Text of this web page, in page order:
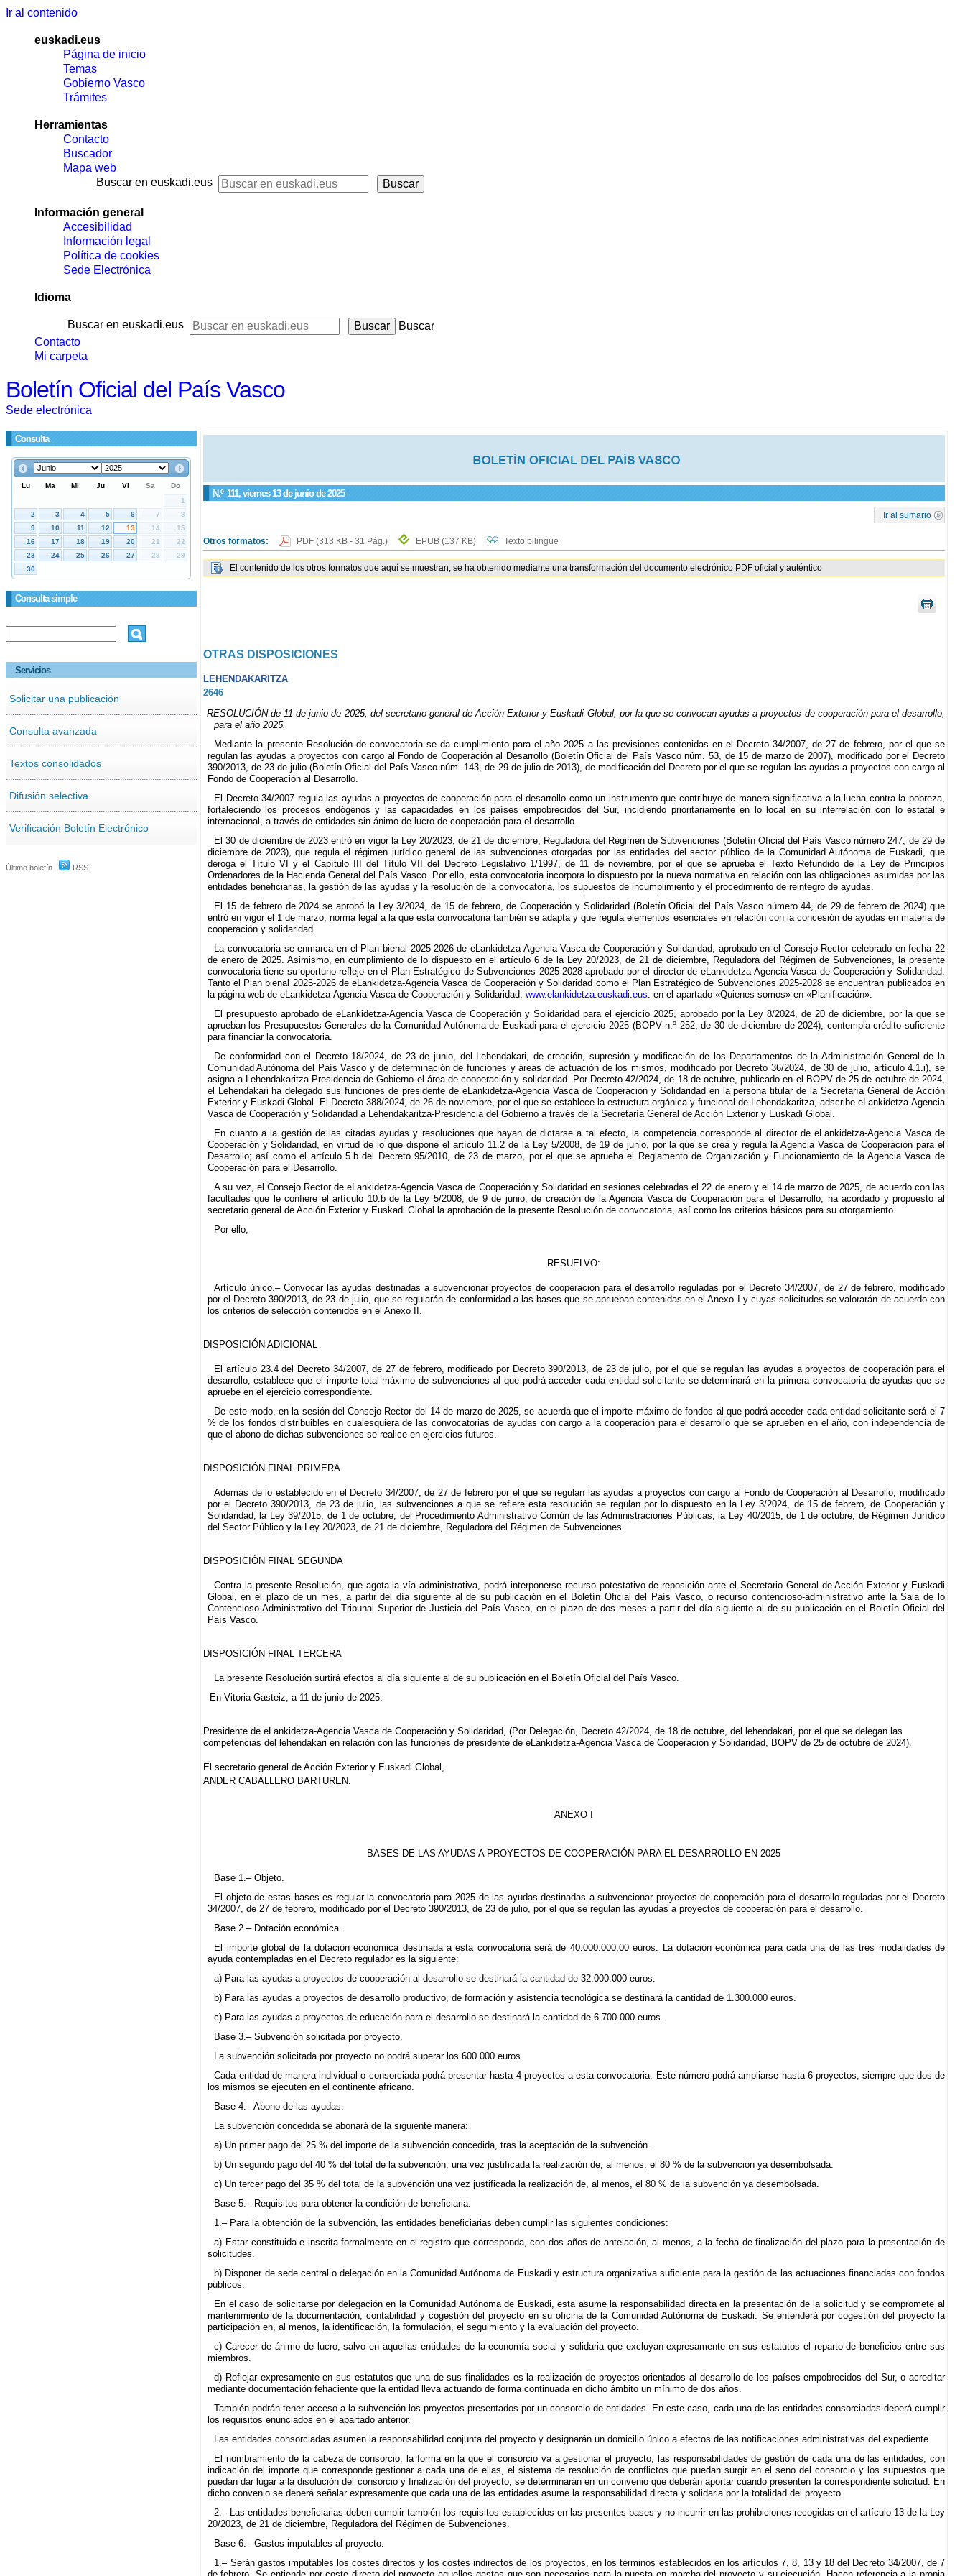
Ir al contenido
euskadi.eus
Página de inicio
Temas
Gobierno Vasco
Trámites
Herramientas
Contacto
Buscador
Mapa web
Buscar en euskadi.eus
Información general
Accesibilidad
Información legal
Política de cookies
Sede Electrónica
Idioma
Buscar en euskadi.eus
Buscar
Contacto
Mi carpeta
Boletín Oficial del País Vasco
Sede electrónica
Consulta
Consulta simple
Servicios
Solicitar una publicación
Consulta avanzada
Textos consolidados
Difusión selectiva
Verificación Boletín Electrónico
Último boletín RSS
N.º 111, viernes 13 de junio de 2025
Ir al sumario
Otros formatos: PDF (313 KB - 31 Pág.) EPUB (137 KB) Texto bilingüe
El contenido de los otros formatos que aquí se muestran, se ha obtenido mediante una transformación del documento electrónico PDF oficial y auténtico
OTRAS DISPOSICIONES
LEHENDAKARITZA
2646
RESOLUCIÓN de 11 de junio de 2025, del secretario general de Acción Exterior y Euskadi Global, por la que se convocan ayudas a proyectos de cooperación para el desarrollo,
para el año 2025.
Mediante la presente Resolución de convocatoria se da cumplimiento para el año 2025 a las previsiones contenidas en el Decreto 34/2007, de 27 de febrero, por el que se
regulan las ayudas a proyectos con cargo al Fondo de Cooperación al Desarrollo (Boletín Oficial del País Vasco núm. 53, de 15 de marzo de 2007), modificado por el Decreto
390/2013, de 23 de julio (Boletín Oficial del País Vasco núm. 143, de 29 de julio de 2013), de modificación del Decreto por el que se regulan las ayudas a proyectos con cargo al
Fondo de Cooperación al Desarrollo.
El Decreto 34/2007 regula las ayudas a proyectos de cooperación para el desarrollo como un instrumento que contribuye de manera significativa a la lucha contra la pobreza,
fortaleciendo los procesos endógenos y las capacidades en los países empobrecidos del Sur, incidiendo prioritariamente en lo local en su interrelación con lo estatal e
internacional, a través de entidades sin ánimo de lucro de cooperación para el desarrollo.
El 30 de diciembre de 2023 entró en vigor la Ley 20/2023, de 21 de diciembre, Reguladora del Régimen de Subvenciones (Boletín Oficial del País Vasco número 247, de 29 de
diciembre de 2023), que regula el régimen jurídico general de las subvenciones otorgadas por las entidades del sector público de la Comunidad Autónoma de Euskadi, que
deroga el Título VI y el Capítulo III del Título VII del Decreto Legislativo 1/1997, de 11 de noviembre, por el que se aprueba el Texto Refundido de la Ley de Principios
Ordenadores de la Hacienda General del País Vasco. Por ello, esta convocatoria incorpora lo dispuesto por la nueva normativa en relación con las obligaciones asumidas por las
entidades beneficiarias, la gestión de las ayudas y la resolución de la convocatoria, los supuestos de incumplimiento y el procedimiento de reintegro de ayudas.
El 15 de febrero de 2024 se aprobó la Ley 3/2024, de 15 de febrero, de Cooperación y Solidaridad (Boletín Oficial del País Vasco número 44, de 29 de febrero de 2024) que
entró en vigor el 1 de marzo, norma legal a la que esta convocatoria también se adapta y que regula elementos esenciales en relación con la concesión de ayudas en materia de
cooperación y solidaridad.
La convocatoria se enmarca en el Plan bienal 2025-2026 de eLankidetza-Agencia Vasca de Cooperación y Solidaridad, aprobado en el Consejo Rector celebrado en fecha 22
de enero de 2025. Asimismo, en cumplimiento de lo dispuesto en el artículo 6 de la Ley 20/2023, de 21 de diciembre, Reguladora del Régimen de Subvenciones, la presente
convocatoria tiene su oportuno reflejo en el Plan Estratégico de Subvenciones 2025-2028 aprobado por el director de eLankidetza-Agencia Vasca de Cooperación y Solidaridad.
Tanto el Plan bienal 2025-2026 de eLankidetza-Agencia Vasca de Cooperación y Solidaridad como el Plan Estratégico de Subvenciones 2025-2028 se encuentran publicados en
la página web de eLankidetza-Agencia Vasca de Cooperación y Solidaridad: www.elankidetza.euskadi.eus. en el apartado «Quienes somos» en «Planificación».
El presupuesto aprobado de eLankidetza-Agencia Vasca de Cooperación y Solidaridad para el ejercicio 2025, aprobado por la Ley 8/2024, de 20 de diciembre, por la que se
aprueban los Presupuestos Generales de la Comunidad Autónoma de Euskadi para el ejercicio 2025 (BOPV n.º 252, de 30 de diciembre de 2024), contempla crédito suficiente
para financiar la convocatoria.
De conformidad con el Decreto 18/2024, de 23 de junio, del Lehendakari, de creación, supresión y modificación de los Departamentos de la Administración General de la
Comunidad Autónoma del País Vasco y de determinación de funciones y áreas de actuación de los mismos, modificado por Decreto 36/2024, de 30 de julio, artículo 4.1.i), se
asigna a Lehendakaritza-Presidencia de Gobierno el área de cooperación y solidaridad. Por Decreto 42/2024, de 18 de octubre, publicado en el BOPV de 25 de octubre de 2024,
el Lehendakari ha delegado sus funciones de presidente de eLankidetza-Agencia Vasca de Cooperación y Solidaridad en la persona titular de la Secretaría General de Acción
Exterior y Euskadi Global. El Decreto 388/2024, de 26 de noviembre, por el que se establece la estructura orgánica y funcional de Lehendakaritza, adscribe eLankidetza-Agencia
Vasca de Cooperación y Solidaridad a Lehendakaritza-Presidencia del Gobierno a través de la Secretaría General de Acción Exterior y Euskadi Global.
En cuanto a la gestión de las citadas ayudas y resoluciones que hayan de dictarse a tal efecto, la competencia corresponde al director de eLankidetza-Agencia Vasca de
Cooperación y Solidaridad, en virtud de lo que dispone el artículo 11.2 de la Ley 5/2008, de 19 de junio, por la que se crea y regula la Agencia Vasca de Cooperación para el
Desarrollo; así como el artículo 5.b del Decreto 95/2010, de 23 de marzo, por el que se aprueba el Reglamento de Organización y Funcionamiento de la Agencia Vasca de
Cooperación para el Desarrollo.
A su vez, el Consejo Rector de eLankidetza-Agencia Vasca de Cooperación y Solidaridad en sesiones celebradas el 22 de enero y el 14 de marzo de 2025, de acuerdo con las
facultades que le confiere el artículo 10.b de la Ley 5/2008, de 9 de junio, de creación de la Agencia Vasca de Cooperación para el Desarrollo, ha acordado y propuesto al
secretario general de Acción Exterior y Euskadi Global la aprobación de la presente Resolución de convocatoria, así como los criterios básicos para su otorgamiento.
Por ello,
RESUELVO:
Artículo único.– Convocar las ayudas destinadas a subvencionar proyectos de cooperación para el desarrollo reguladas por el Decreto 34/2007, de 27 de febrero, modificado
por el Decreto 390/2013, de 23 de julio, que se regularán de conformidad a las bases que se aprueban contenidas en el Anexo I y cuyas solicitudes se valorarán de acuerdo con
los criterios de selección contenidos en el Anexo II.
DISPOSICIÓN ADICIONAL
El artículo 23.4 del Decreto 34/2007, de 27 de febrero, modificado por Decreto 390/2013, de 23 de julio, por el que se regulan las ayudas a proyectos de cooperación para el
desarrollo, establece que el importe total máximo de subvenciones al que podrá acceder cada entidad solicitante se determinará en la primera convocatoria de ayudas que se
apruebe en el ejercicio correspondiente.
De este modo, en la sesión del Consejo Rector del 14 de marzo de 2025, se acuerda que el importe máximo de fondos al que podrá acceder cada entidad solicitante será el 7
% de los fondos distribuibles en cualesquiera de las convocatorias de ayudas con cargo a la cooperación para el desarrollo que se aprueben en el año, con independencia de
que el abono de dichas subvenciones se realice en ejercicios futuros.
DISPOSICIÓN FINAL PRIMERA
Además de lo establecido en el Decreto 34/2007, de 27 de febrero por el que se regulan las ayudas a proyectos con cargo al Fondo de Cooperación al Desarrollo, modificado
por el Decreto 390/2013, de 23 de julio, las subvenciones a que se refiere esta resolución se regulan por lo dispuesto en la Ley 3/2024, de 15 de febrero, de Cooperación y
Solidaridad; la Ley 39/2015, de 1 de octubre, del Procedimiento Administrativo Común de las Administraciones Públicas; la Ley 40/2015, de 1 de octubre, de Régimen Jurídico
del Sector Público y la Ley 20/2023, de 21 de diciembre, Reguladora del Régimen de Subvenciones.
DISPOSICIÓN FINAL SEGUNDA
Contra la presente Resolución, que agota la vía administrativa, podrá interponerse recurso potestativo de reposición ante el Secretario General de Acción Exterior y Euskadi
Global, en el plazo de un mes, a partir del día siguiente al de su publicación en el Boletín Oficial del País Vasco, o recurso contencioso-administrativo ante la Sala de lo
Contencioso-Administrativo del Tribunal Superior de Justicia del País Vasco, en el plazo de dos meses a partir del día siguiente al de su publicación en el Boletín Oficial del
País Vasco.
DISPOSICIÓN FINAL TERCERA
La presente Resolución surtirá efectos al día siguiente al de su publicación en el Boletín Oficial del País Vasco.
En Vitoria-Gasteiz, a 11 de junio de 2025.
Presidente de eLankidetza-Agencia Vasca de Cooperación y Solidaridad, (Por Delegación, Decreto 42/2024, de 18 de octubre, del lehendakari, por el que se delegan las
competencias del lehendakari en relación con las funciones de presidente de eLankidetza-Agencia Vasca de Cooperación y Solidaridad, BOPV de 25 de octubre de 2024).
El secretario general de Acción Exterior y Euskadi Global,
ANDER CABALLERO BARTUREN.
ANEXO I
BASES DE LAS AYUDAS A PROYECTOS DE COOPERACIÓN PARA EL DESARROLLO EN 2025
Base 1.– Objeto.
El objeto de estas bases es regular la convocatoria para 2025 de las ayudas destinadas a subvencionar proyectos de cooperación para el desarrollo reguladas por el Decreto
34/2007, de 27 de febrero, modificado por el Decreto 390/2013, de 23 de julio, por el que se regulan las ayudas a proyectos de cooperación para el desarrollo.
Base 2.– Dotación económica.
El importe global de la dotación económica destinada a esta convocatoria será de 40.000.000,00 euros. La dotación económica para cada una de las tres modalidades de
ayuda contempladas en el Decreto regulador es la siguiente:
a) Para las ayudas a proyectos de cooperación al desarrollo se destinará la cantidad de 32.000.000 euros.
b) Para las ayudas a proyectos de desarrollo productivo, de formación y asistencia tecnológica se destinará la cantidad de 1.300.000 euros.
c) Para las ayudas a proyectos de educación para el desarrollo se destinará la cantidad de 6.700.000 euros.
Base 3.– Subvención solicitada por proyecto.
La subvención solicitada por proyecto no podrá superar los 600.000 euros.
Cada entidad de manera individual o consorciada podrá presentar hasta 4 proyectos a esta convocatoria. Este número podrá ampliarse hasta 6 proyectos, siempre que dos de
los mismos se ejecuten en el continente africano.
Base 4.– Abono de las ayudas.
La subvención concedida se abonará de la siguiente manera:
a) Un primer pago del 25 % del importe de la subvención concedida, tras la aceptación de la subvención.
b) Un segundo pago del 40 % del total de la subvención, una vez justificada la realización de, al menos, el 80 % de la subvención ya desembolsada.
c) Un tercer pago del 35 % del total de la subvención una vez justificada la realización de, al menos, el 80 % de la subvención ya desembolsada.
Base 5.– Requisitos para obtener la condición de beneficiaria.
1.– Para la obtención de la subvención, las entidades beneficiarias deben cumplir las siguientes condiciones:
a) Estar constituida e inscrita formalmente en el registro que corresponda, con dos años de antelación, al menos, a la fecha de finalización del plazo para la presentación de
solicitudes.
b) Disponer de sede central o delegación en la Comunidad Autónoma de Euskadi y estructura organizativa suficiente para la gestión de las actuaciones financiadas con fondos
públicos.
En el caso de solicitarse por delegación en la Comunidad Autónoma de Euskadi, esta asume la responsabilidad directa en la presentación de la solicitud y se compromete al
mantenimiento de la documentación, contabilidad y cogestión del proyecto en su oficina de la Comunidad Autónoma de Euskadi. Se entenderá por cogestión del proyecto la
participación en, al menos, la identificación, la formulación, el seguimiento y la evaluación del proyecto.
c) Carecer de ánimo de lucro, salvo en aquellas entidades de la economía social y solidaria que excluyan expresamente en sus estatutos el reparto de beneficios entre sus
miembros.
d) Reflejar expresamente en sus estatutos que una de sus finalidades es la realización de proyectos orientados al desarrollo de los países empobrecidos del Sur, o acreditar
mediante documentación fehaciente que la entidad lleva actuando de forma continuada en dicho ámbito un mínimo de dos años.
También podrán tener acceso a la subvención los proyectos presentados por un consorcio de entidades. En este caso, cada una de las entidades consorciadas deberá cumplir
los requisitos enunciados en el apartado anterior.
Las entidades consorciadas asumen la responsabilidad conjunta del proyecto y designarán un domicilio único a efectos de las notificaciones administrativas del expediente.
El nombramiento de la cabeza de consorcio, la forma en la que el consorcio va a gestionar el proyecto, las responsabilidades de gestión de cada una de las entidades, con
indicación del importe que corresponde gestionar a cada una de ellas, el sistema de resolución de conflictos que puedan surgir en el seno del consorcio y los supuestos que
puedan dar lugar a la disolución del consorcio y finalización del proyecto, se determinarán en un convenio que deberán aportar cuando presenten la correspondiente solicitud. En
dicho convenio se deberá señalar expresamente que cada una de las entidades asume la responsabilidad directa y solidaria por la totalidad del proyecto.
2.– Las entidades beneficiarias deben cumplir también los requisitos establecidos en las presentes bases y no incurrir en las prohibiciones recogidas en el artículo 13 de la Ley
20/2023, de 21 de diciembre, Reguladora del Régimen de Subvenciones.
Base 6.– Gastos imputables al proyecto.
1.– Serán gastos imputables los costes directos y los costes indirectos de los proyectos, en los términos establecidos en los artículos 7, 8, 13 y 18 del Decreto 34/2007, de 7